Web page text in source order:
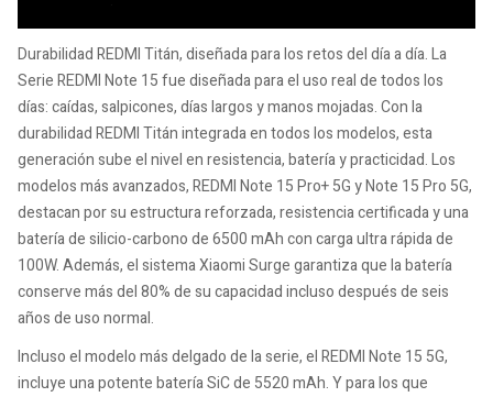
Durabilidad REDMI Titán, diseñada para los retos del día a día. La
Serie REDMI Note 15 fue diseñada para el uso real de todos los
días: caídas, salpicones, días largos y manos mojadas. Con la
durabilidad REDMI Titán integrada en todos los modelos, esta
generación sube el nivel en resistencia, batería y practicidad. Los
modelos más avanzados, REDMI Note 15 Pro+ 5G y Note 15 Pro 5G,
destacan por su estructura reforzada, resistencia certificada y una
batería de silicio-carbono de 6500 mAh con carga ultra rápida de
100W. Además, el sistema Xiaomi Surge garantiza que la batería
conserve más del 80% de su capacidad incluso después de seis
años de uso normal.
Incluso el modelo más delgado de la serie, el REDMI Note 15 5G,
incluye una potente batería SiC de 5520 mAh. Y para los que